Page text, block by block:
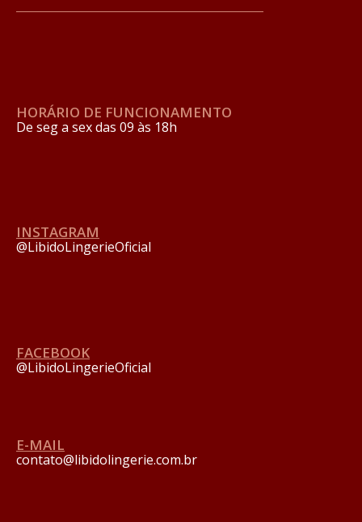
HORÁRIO DE FUNCIONAMENTO
De seg a sex das 09 às 18h
INSTAGRAM
@LibidoLingerieOficial
FACEBOOK
@LibidoLingerieOficial
E-MAIL
contato@libidolingerie.com.br